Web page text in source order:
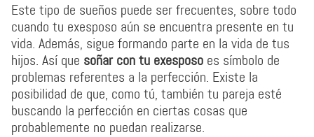
Este tipo de sueños puede ser frecuentes, sobre todo
cuando tu exesposo aún se encuentra presente en tu
vida. Además, sigue formando parte en la vida de tus
hijos. Así que soñar con tu exesposo es símbolo de
problemas referentes a la perfección. Existe la
posibilidad de que, como tú, también tu pareja esté
buscando la perfección en ciertas cosas que
probablemente no puedan realizarse.